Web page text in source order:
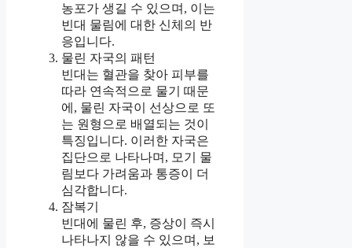
농포가 생길 수 있으며, 이는
빈대 물림에 대한 신체의 반
응입니다.
물린 자국의 패턴
빈대는 혈관을 찾아 피부를
따라 연속적으로 물기 때문
에, 물린 자국이 선상으로 또
는 원형으로 배열되는 것이
특징입니다. 이러한 자국은
집단으로 나타나며, 모기 물
림보다 가려움과 통증이 더
심각합니다.
잠복기
빈대에 물린 후, 증상이 즉시
나타나지 않을 수 있으며, 보